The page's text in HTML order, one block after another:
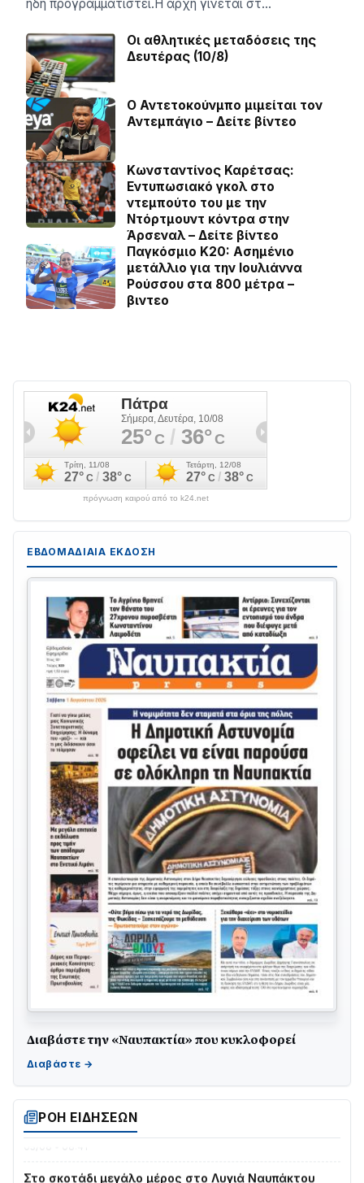
ήδη προγραμματιστεί.Η αρχή γίνεται στ…
Οι αθλητικές μεταδόσεις της
Δευτέρας (10/8)
Ο Αντετοκούνμπο μιμείται τον
Αντεμπάγιο – Δείτε βίντεο
Κωνσταντίνος Καρέτσας:
Εντυπωσιακό γκολ στο
ντεμπούτο του με την
Ντόρτμουντ κόντρα στην
Άρσεναλ – Δείτε βίντεο
Παγκόσμιο Κ20: Ασημένιο
μετάλλιο για την Ιουλιάννα
Ρούσσου στα 800 μέτρα –
βιντεο
πρόγνωση καιρού από το k24.net
Διαβάστε την «Ναυπακτία» που κυκλοφορεί
ΡΟΗ ΕΙΔΗΣΕΩΝ
Γιορτή της Τράτας 2026 | Ερατεινή Δωρίδας:
Παράδοση, Χορός & Γλέντι!
ΤΟ ΠΑΡΤΥ ΣΥΝΕΧΙΖΕΤΑΙ…
05/08 • 08:41
04/08 • 19:47